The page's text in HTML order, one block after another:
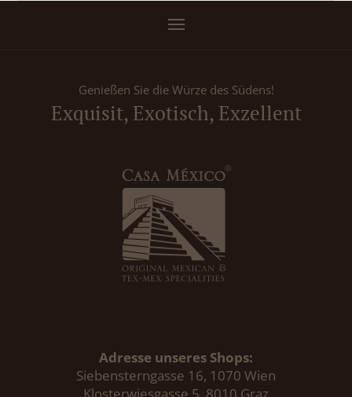
Genießen Sie die Würze des Südens!
Exquisit, Exotisch, Exzellent
Adresse unseres Shops:
Siebensterngasse 16, 1070 Wien
Klosterwiesgasse 5, 8010 Graz